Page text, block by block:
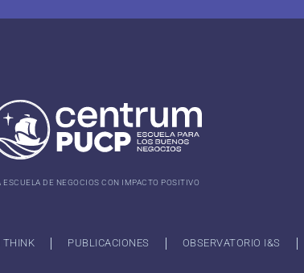
ESCUELA DE NEGOCIOS CON IMPACTO POSITIVO
THINK PUBLICACIONES OBSERVATORIO I&S